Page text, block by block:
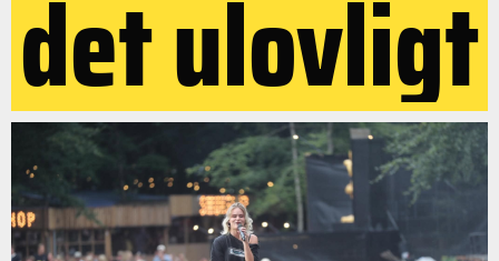
det ulovligt